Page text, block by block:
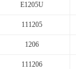
E1205U
111205
1206
111206